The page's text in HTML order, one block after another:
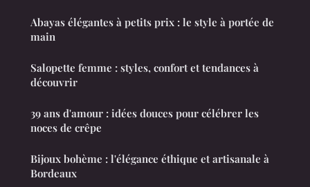
Abayas élégantes à petits prix : le style à portée de
main
Salopette femme : styles, confort et tendances à
découvrir
39 ans d'amour : idées douces pour célébrer les
noces de crêpe
Bijoux bohème : l'élégance éthique et artisanale à
Bordeaux